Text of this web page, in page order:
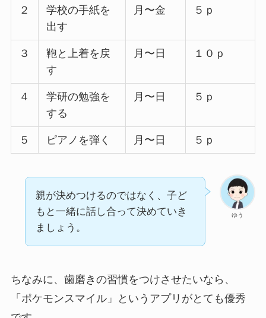
２
学校の手紙を
出す
月〜金 ５ｐ
３
鞄と上着を戻
す
月〜日 １０ｐ
４
学研の勉強を
する
月〜日 ５ｐ
５ ピアノを弾く 月〜日 ５ｐ
ゆう
親が決めつけるのではなく、子ど
もと一緒に話し合って決めていき
ましょう。
ちなみに、歯磨きの習慣をつけさせたいなら、
「ポケモンスマイル」というアプリがとても優秀